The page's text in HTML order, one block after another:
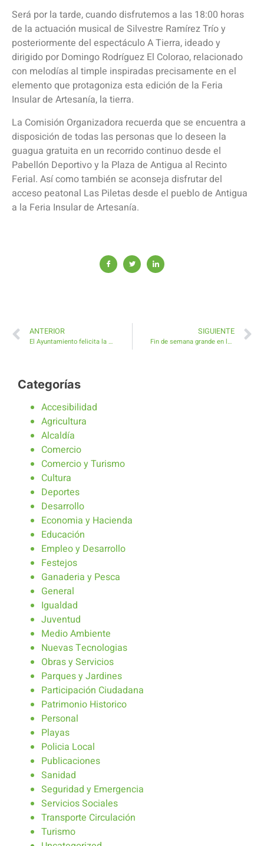
Será por la tarde, cuando disfrutemos a las 18:00 horas
de la actuación musical de Silvestre Ramírez Trío y
posteriormente del espectáculo A Tierra, ideado y
dirigido por Domingo Rodríguez El Colorao, relacionado
con melodías al timple inspiradas precisamente en el
elemento que protagoniza esta edición de la Feria
Insular de Artesanía, la tierra.
La Comisión Organizadora recuerda que se encuentra a
disposición de todas las personas que lo deseen la
guagua gratuita en un recorrido continuo desde el
Pabellón Deportivo y la Plaza de Antigua al Recinto
Ferial. Así como también se aconseja disfrutar del
acceso peatonal Las Piletas desde el pueblo de Antigua
a la Feria Insular de Artesanía.
ANTERIOR
El Ayuntamiento felicita la Comisión de Fiestas de Triquivijate
SIGUIENTE
Fin de semana grande en las Fiestas de Triquivijate
Categorías
Accesibilidad
Agricultura
Alcaldía
Comercio
Comercio y Turismo
Cultura
Deportes
Desarrollo
Economia y Hacienda
Educación
Empleo y Desarrollo
Festejos
Ganaderia y Pesca
General
Igualdad
Juventud
Medio Ambiente
Nuevas Tecnologias
Obras y Servicios
Parques y Jardines
Participación Ciudadana
Patrimonio Historico
Personal
Playas
Policia Local
Publicaciones
Sanidad
Seguridad y Emergencia
Servicios Sociales
Transporte Circulación
Turismo